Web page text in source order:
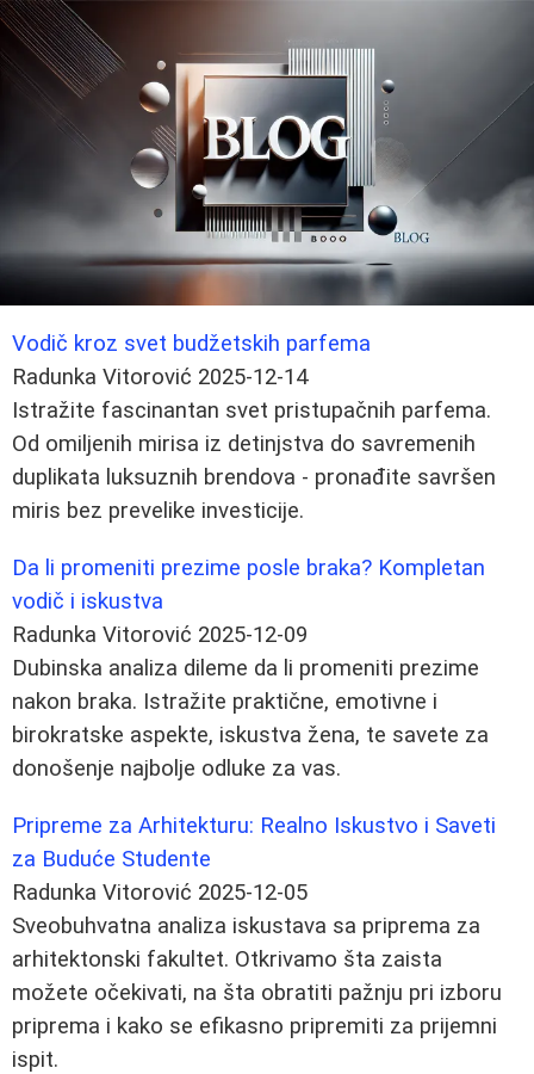
Vodič kroz svet budžetskih parfema
Radunka Vitorović 2025-12-14
Istražite fascinantan svet pristupačnih parfema.
Od omiljenih mirisa iz detinjstva do savremenih
duplikata luksuznih brendova - pronađite savršen
miris bez prevelike investicije.
Da li promeniti prezime posle braka? Kompletan
vodič i iskustva
Radunka Vitorović 2025-12-09
Dubinska analiza dileme da li promeniti prezime
nakon braka. Istražite praktične, emotivne i
birokratske aspekte, iskustva žena, te savete za
donošenje najbolje odluke za vas.
Pripreme za Arhitekturu: Realno Iskustvo i Saveti
za Buduće Studente
Radunka Vitorović 2025-12-05
Sveobuhvatna analiza iskustava sa priprema za
arhitektonski fakultet. Otkrivamo šta zaista
možete očekivati, na šta obratiti pažnju pri izboru
priprema i kako se efikasno pripremiti za prijemni
ispit.